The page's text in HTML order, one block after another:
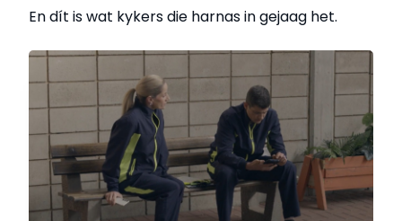
En dít is wat kykers die harnas in gejaag het.